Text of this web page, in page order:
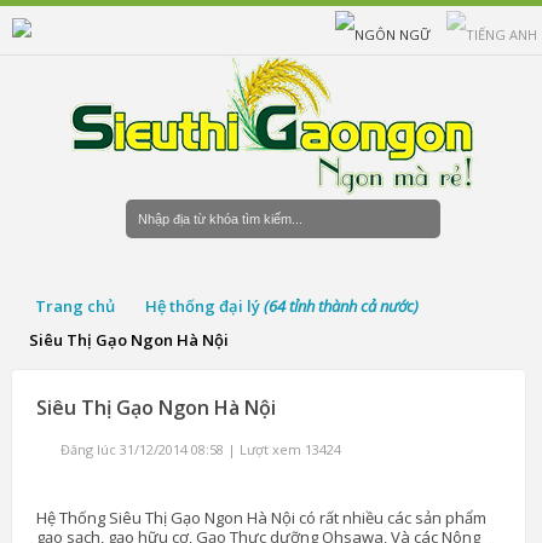
Trang chủ Hệ thống đại lý(64 tỉnh thành cả nước)
Siêu Thị Gạo Ngon Hà Nội
Siêu Thị Gạo Ngon Hà Nội
Đăng lúc 31/12/2014 08:58 | Lượt xem 13424
Hệ Thống Siêu Thị Gạo Ngon Hà Nội có rất nhiều các sản phẩm
gạo sạch, gạo hữu cơ, Gạo Thực dưỡng Ohsawa, Và các Nông